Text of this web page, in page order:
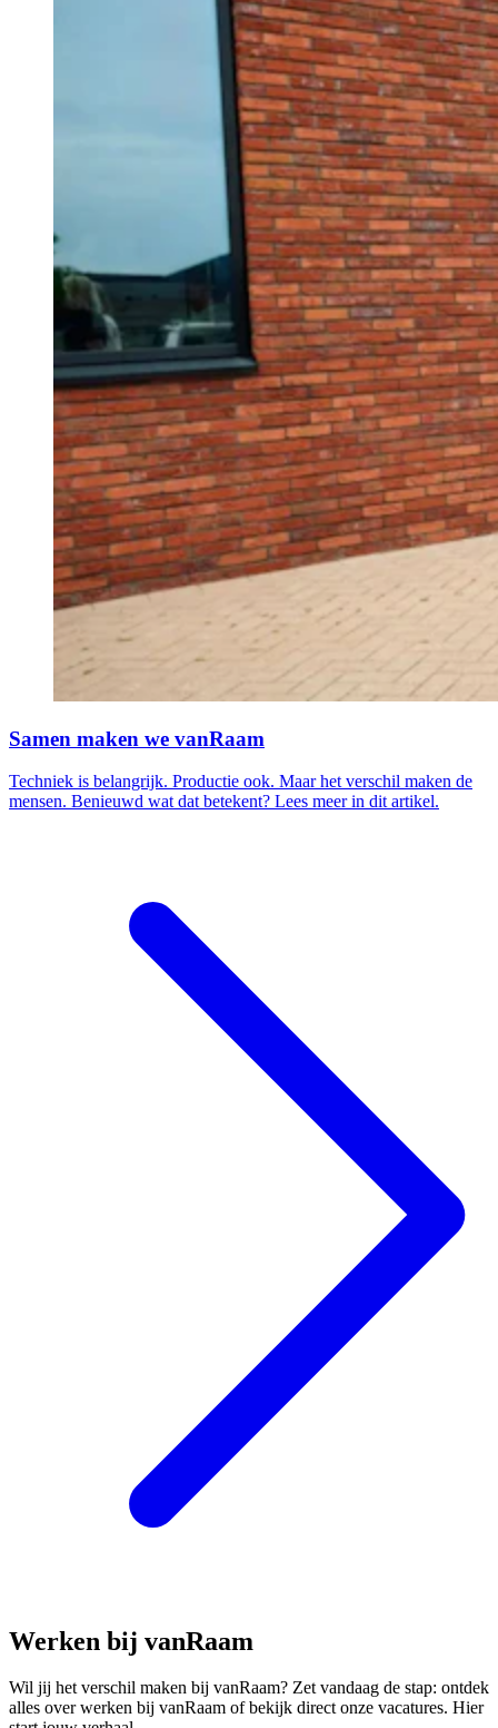
Samen maken we vanRaam
Techniek is belangrijk. Productie ook. Maar het verschil maken de
mensen. Benieuwd wat dat betekent? Lees meer in dit artikel.
Werken bij vanRaam
Wil jij het verschil maken bij vanRaam? Zet vandaag de stap: ontdek
alles over werken bij vanRaam of bekijk direct onze vacatures. Hier